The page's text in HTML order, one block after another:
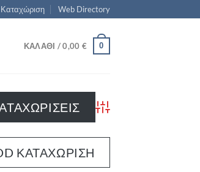
Καταχώριση Web Directory
ΚΑΛΆΘΙ /0,00 € 0
Advanced Search
ΚΑΤΑΧΏΡΙΣΗ